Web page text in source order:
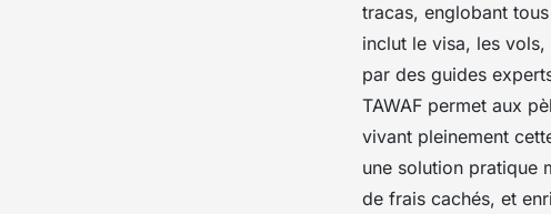
tracas, englobant
inclut le visa, les
par des guides
TAWAF permet aux
vivant pleinement
une solution pratique
de frais cachés, et